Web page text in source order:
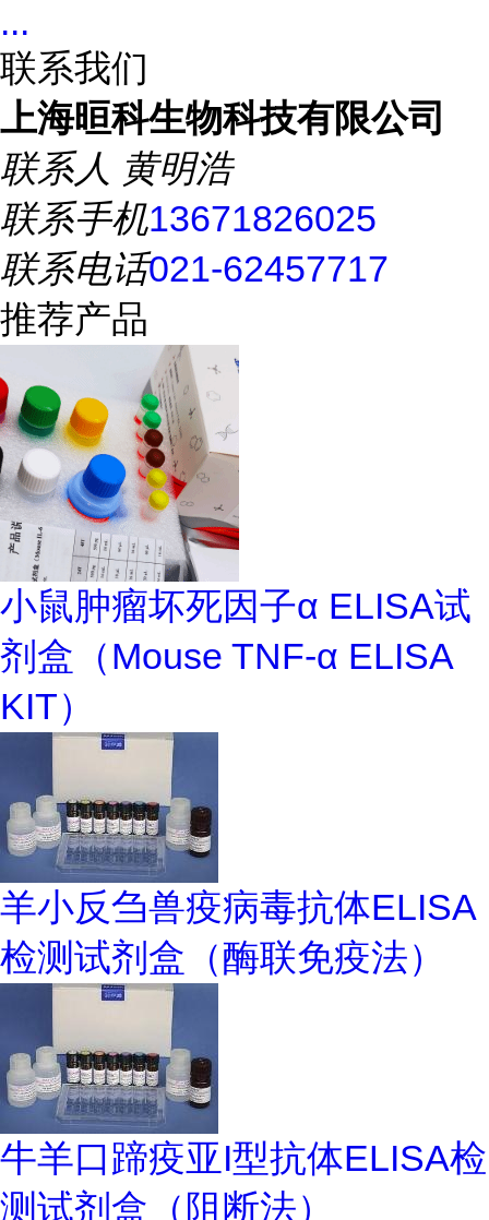
...
联系我们
上海晅科生物科技有限公司
联系人 黄明浩
联系手机13671826025
联系电话021-62457717
推荐产品
小鼠肿瘤坏死因子α ELISA试
剂盒（Mouse TNF-α ELISA
KIT）
羊小反刍兽疫病毒抗体ELISA
检测试剂盒（酶联免疫法）
牛羊口蹄疫亚I型抗体ELISA检
测试剂盒（阻断法）